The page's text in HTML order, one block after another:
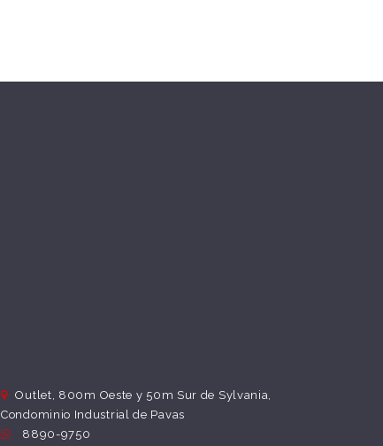
Outlet, 800m Oeste y 50m Sur de Sylvania,
Condominio Industrial de Pavas
8890-9750